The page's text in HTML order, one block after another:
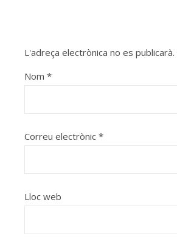
L'adreça electrònica no es publicarà.
Nom *
Correu electrònic *
Lloc web